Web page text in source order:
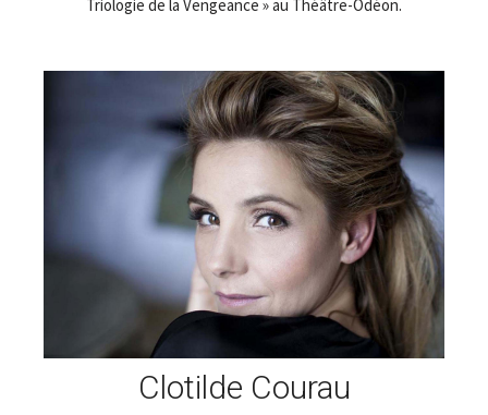
Triologie de la Vengeance » au Théâtre-Odéon.
Clotilde Courau